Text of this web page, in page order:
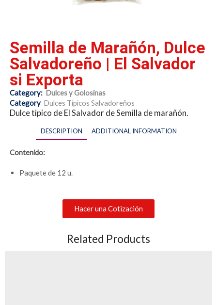
Semilla de Marañón, Dulce
Salvadoreño | El Salvador
si Exporta
Category: Dulces y Golosinas
Category Dulces Típicos Salvadoreños
Dulce tipico de El Salvador de Semilla de marañón.
DESCRIPTION ADDITIONAL INFORMATION
Contenido:
Paquete de 12 u.
Hacer una Cotización
Related Products